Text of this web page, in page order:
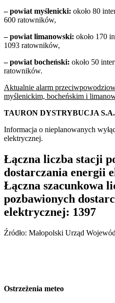
– powiat myślenicki: około 80
600 ratowników,
– powiat limanowski: około 170
1093 ratowników,
– powiat bocheński: około 50
ratowników.
Aktualnie alarm
myślenickim, bocheńskim i
TAURON DYSTRYBUCJA
Informacja o nieplanowanych
elektrycznej.
Łączna liczba stacji
dostarczania energii
Łączna szacunkowa
pozbawionych
elektrycznej: 1397
Źródło: Małopolski Urząd
Ostrzeżenia meteo